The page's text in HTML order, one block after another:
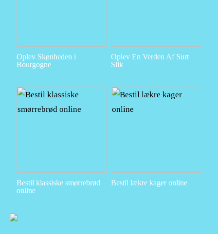
Oplev Skønheden i
Bourgogne
Oplev En Verden Af Surt
Slik
Bestil klassiske smørrebrød
online
Bestil lækre kager online